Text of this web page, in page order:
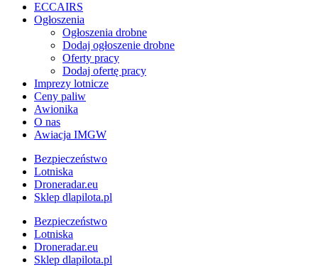
ECCAIRS
Ogłoszenia
Ogłoszenia drobne
Dodaj ogłoszenie drobne
Oferty pracy
Dodaj ofertę pracy
Imprezy lotnicze
Ceny paliw
Awionika
O nas
Awiacja IMGW
Bezpieczeństwo
Lotniska
Droneradar.eu
Sklep dlapilota.pl
Bezpieczeństwo
Lotniska
Droneradar.eu
Sklep dlapilota.pl